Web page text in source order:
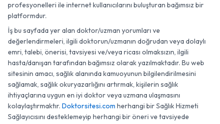
profesyonelleri ile internet kullanıcılarını buluşturan bağımsız bir
platformdur.
İş bu sayfada yer alan doktor/uzman yorumları ve
değerlendirmeleri, ilgili doktorun/uzmanın doğrudan veya dolaylı
emri, talebi, önerisi, tavsiyesi ve/veya ricası olmaksızın, ilgili
hasta/danışan tarafından bağımsız olarak yazılmaktadır. Bu web
sitesinin amacı, sağlık alanında kamuoyunun bilgilendirilmesini
sağlamak, sağlık okuryazarlığını artırmak, kişilerin sağlık
ihtiyaçlarına uygun en iyi doktor veya uzmana ulaşmasını
kolaylaştırmaktır. Doktorsitesi.com herhangi bir Sağlık Hizmeti
Sağlayıcısını desteklemeyip herhangi bir öneri ve tavsiyede